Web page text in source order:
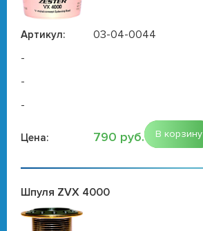
Артикул:
03-04-0044
-
-
-
Цена: 790 руб. В корзину
Шпуля ZVX 4000